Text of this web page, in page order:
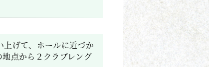
げて、ホールに近づか
点から２クラブレング